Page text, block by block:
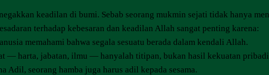
keadilan di bumi. Sebab seorang mukmin sejati tidak hanya
terhadap kebesaran dan keadilan Allah sangat penting karena:
memahami bahwa segala sesuatu berada dalam kendali Allah.
— harta, jabatan, ilmu — hanyalah titipan, bukan hasil kekuatan
Adil, seorang hamba juga harus adil kepada sesama.